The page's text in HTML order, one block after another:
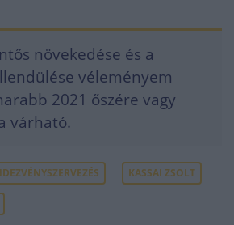
növekedése és a
véleményem
2021 őszére vagy
várható.
KASSAI ZSOLT